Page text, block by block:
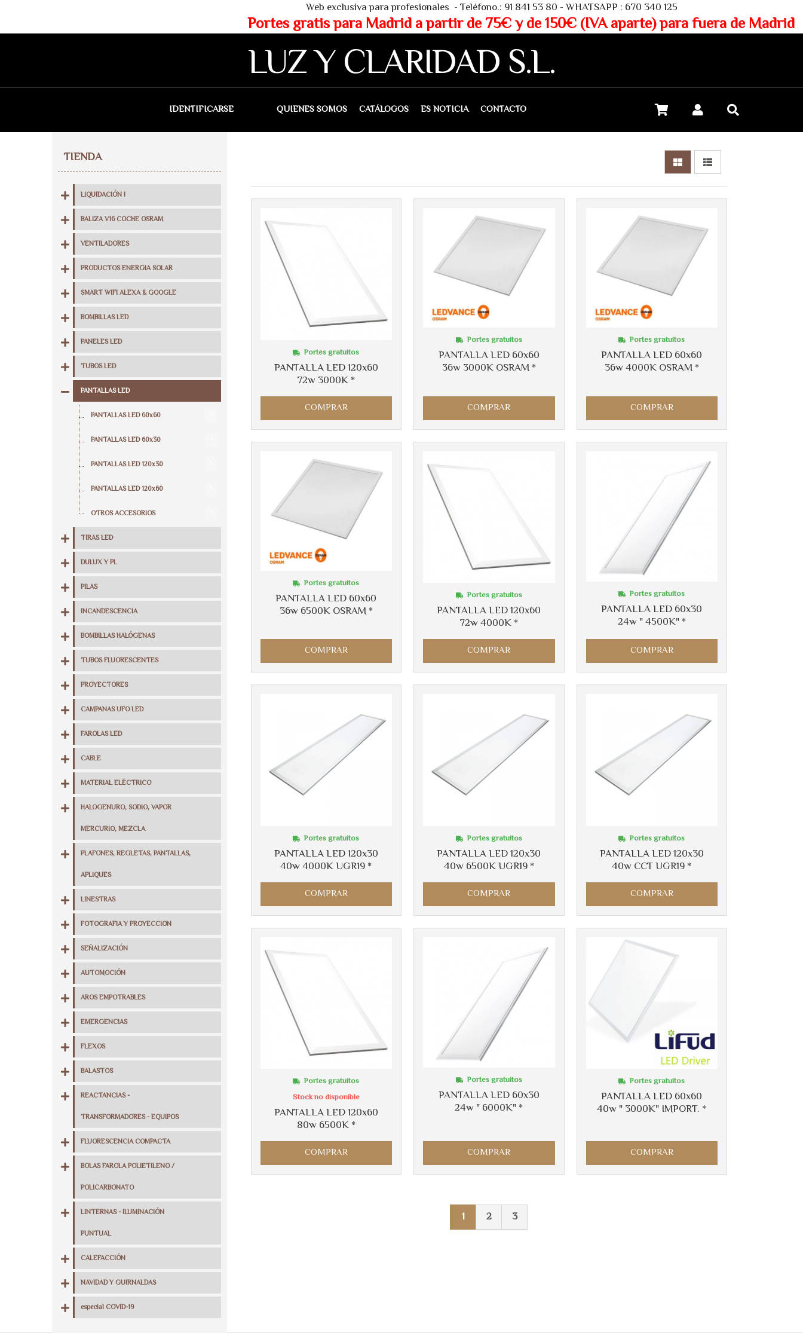
Web exclusiva para profesionales - Teléfono.: 91 841 53 80 - WHATSAPP : 670 340 125
Portes gratis para Madrid a partir de 75€ y de 150€ (IVA aparte) para fuera de Madrid
LUZ Y CLARIDAD S.L.
IDENTIFICARSE QUIENES SOMOS CATÁLOGOS ES NOTICIA CONTACTO
TIENDA
LIQUIDACIÓN !
BALIZA V16 COCHE OSRAM
VENTILADORES
PRODUCTOS ENERGIA SOLAR
SMART WIFI ALEXA & GOOGLE
BOMBILLAS LED
PANELES LED
TUBOS LED
PANTALLAS LED
PANTALLAS LED 60x60
PANTALLAS LED 60x30
PANTALLAS LED 120x30
PANTALLAS LED 120x60
OTROS ACCESORIOS
TIRAS LED
DULUX Y PL
PILAS
INCANDESCENCIA
BOMBILLAS HALÓGENAS
TUBOS FLUORESCENTES
PROYECTORES
CAMPANAS UFO LED
FAROLAS LED
CABLE
MATERIAL ELÉCTRICO
HALOGENURO, SODIO, VAPOR
MERCURIO, MEZCLA
PLAFONES, REGLETAS, PANTALLAS,
APLIQUES
LINESTRAS
FOTOGRAFIA Y PROYECCION
SEÑALIZACIÓN
AUTOMOCIÓN
AROS EMPOTRABLES
EMERGENCIAS
FLEXOS
BALASTOS
REACTANCIAS -
TRANSFORMADORES - EQUIPOS
FLUORESCENCIA COMPACTA
BOLAS FAROLA POLIETILENO /
POLICARBONATO
LINTERNAS - ILUMINACIÓN
PUNTUAL
CALEFACCIÓN
NAVIDAD Y GUIRNALDAS
especial COVID-19
PANTALLA LED 120x60
72w 3000K *
Portes gratuitos
COMPRAR
PANTALLA LED 60x60
36w 3000K OSRAM *
Portes gratuitos
COMPRAR
PANTALLA LED 60x60
36w 4000K OSRAM *
Portes gratuitos
COMPRAR
PANTALLA LED 60x60
36w 6500K OSRAM *
Portes gratuitos
COMPRAR
PANTALLA LED 120x60
72w 4000K *
Portes gratuitos
COMPRAR
PANTALLA LED 60x30
24w " 4500K" *
Portes gratuitos
COMPRAR
PANTALLA LED 120x30
40w 4000K UGR19 *
Portes gratuitos
COMPRAR
PANTALLA LED 120x30
40w 6500K UGR19 *
Portes gratuitos
COMPRAR
PANTALLA LED 120x30
40w CCT UGR19 *
Portes gratuitos
COMPRAR
Más info
PANTALLA LED 120x60
80w 6500K *
Portes gratuitos
Stock no disponible
COMPRAR
Más info
PANTALLA LED 60x30
24w " 6000K" *
Portes gratuitos
COMPRAR
Más info
PANTALLA LED 60x60
40w " 3000K" IMPORT. *
Portes gratuitos
COMPRAR
1 2 3